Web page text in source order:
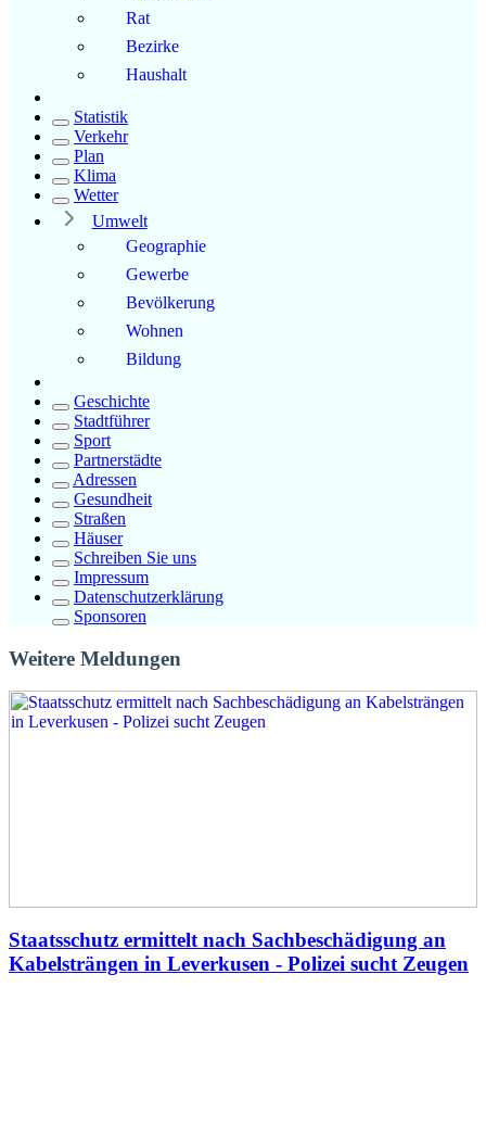
Rat
Bezirke
Haushalt
Statistik
Verkehr
Plan
Klima
Wetter
Umwelt
Geographie
Gewerbe
Bevölkerung
Wohnen
Bildung
Geschichte
Stadtführer
Sport
Partnerstädte
Adressen
Gesundheit
Straßen
Häuser
Schreiben Sie uns
Impressum
Datenschutzerklärung
Sponsoren
Weitere Meldungen
Staatsschutz ermittelt nach Sachbeschädigung an
Kabelsträngen in Leverkusen - Polizei sucht Zeugen